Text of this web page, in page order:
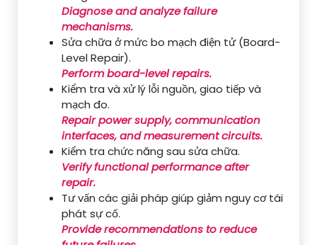
Diagnose and analyze failure
mechanisms.
Sửa chữa ở mức bo mạch điện tử (Board-
Level Repair).
Perform board-level repairs.
Kiểm tra và xử lý lỗi nguồn, giao tiếp và
mạch đo.
Repair power supply, communication
interfaces, and measurement circuits.
Kiểm tra chức năng sau sửa chữa.
Verify functional performance after
repair.
Tư vấn các giải pháp giúp giảm nguy cơ tái
phát sự cố.
Provide recommendations to reduce